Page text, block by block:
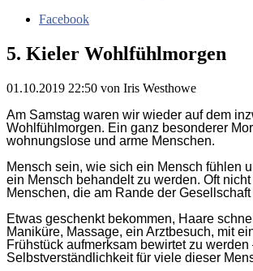
Facebook
5. Kieler Wohlfühlmorgen
01.10.2019 22:50 von Iris Westhowe
Am Samstag waren wir wieder auf dem
Wohlfühlmorgen. Ein ganz besonderer
wohnungslose und arme Menschen.
Mensch sein, wie sich ein Mensch fühlen
ein Mensch behandelt zu werden. Oft
Menschen, die am Rande der
Etwas geschenkt bekommen, Haare
Maniküre, Massage, ein Arztbesuch, mit
Frühstück aufmerksam bewirtet zu werden
Selbstverständlichkeit für viele dieser